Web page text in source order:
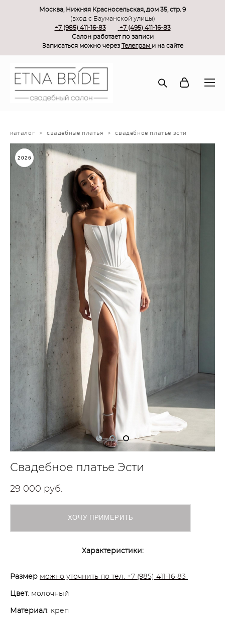
Москва, Нижняя Красносельская, дом 35, стр. 9
(вход с Бауманской улицы)
+7 (985) 411-16-83
+7 (495) 411-16-83
Салон работает по записи
Записаться можно через Телеграм и на сайте
каталог > свадебные платья > свадебное платье эсти
2026
Свадебное платье Эсти
29 000 pуб.
ХОЧУ ПРИМЕРИТЬ
Характеристики:
Размер можно уточнить по тел. +7 (985) 411-16-83
Цвет: молочный
Материал: креп